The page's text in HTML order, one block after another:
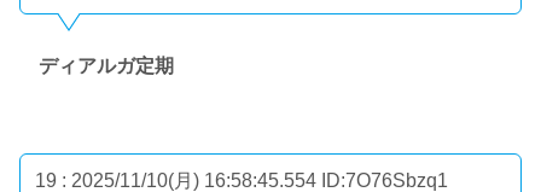
ディアルガ定期
19 : 2025/11/10(月) 16:58:45.554 ID:7O76Sbzq1